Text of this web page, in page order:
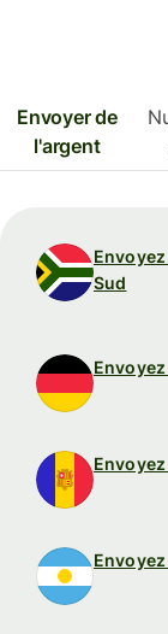
Envoyer de
l'argent
Sud